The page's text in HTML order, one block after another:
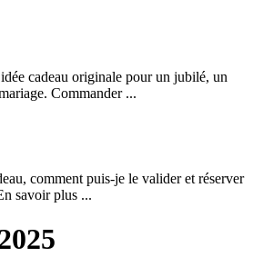
cadeau originale pour un jubilé, un
Commander ...
comment puis-je le valider et réserver
savoir plus ...